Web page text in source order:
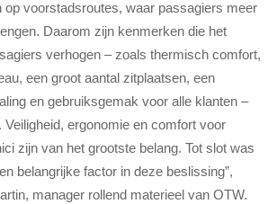
op voorstadsroutes, waar passagiers meer
Daarom zijn kenmerken die het
verhogen – zoals thermisch comfort,
een groot aantal zitplaatsen, een
en gebruiksgemak voor alle klanten –
Veiligheid, ergonomie en comfort voor
zijn van het grootste belang. Tot slot was
belangrijke factor in deze beslissing”,
manager rollend materieel van OTW.